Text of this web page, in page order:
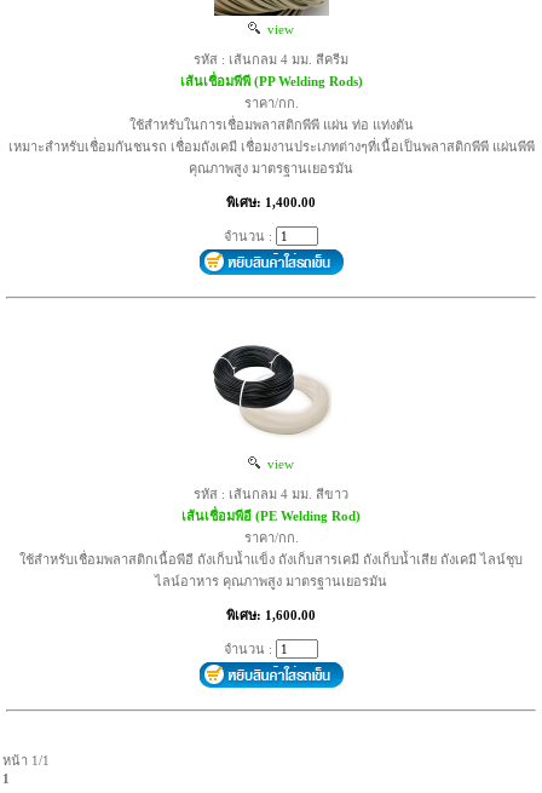
view
รหัส : เส้นกลม 4 มม. สีครีม
เส้นเชื่อมพีพี (PP Welding Rods)
ราคา/กก.
ใช้สำหรับในการเชื่อมพลาสติกพีพี แผ่น ท่อ แท่งตัน
เหมาะสำหรับเชื่อมกันชนรถ เชื่อมถังเคมี เชื่อมงานประเภทต่างๆที่เนื้อเป็นพลาสติกพีพี แผ่นพีพี
คุณภาพสูง มาตรฐานเยอรมัน
พิเศษ: 1,400.00
จำนวน :
view
รหัส : เส้นกลม 4 มม. สีขาว
เส้นเชื่อมพีอี (PE Welding Rod)
ราคา/กก.
ใช้สำหรับเชื่อมพลาสติกเนื้อพีอี ถังเก็บน้ำแข็ง ถังเก็บสารเคมี ถังเก็บน้ำเสีย ถังเคมี ไลน์ชุบ
ไลน์อาหาร คุณภาพสูง มาตรฐานเยอรมัน
พิเศษ: 1,600.00
จำนวน :
หน้า 1/1
1